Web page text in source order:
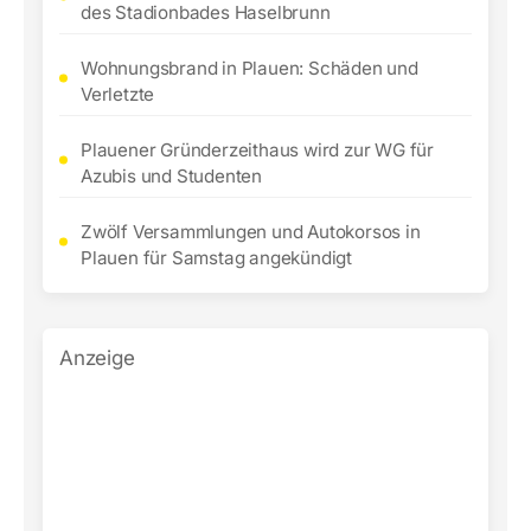
des Stadionbades Haselbrunn
Wohnungsbrand in Plauen: Schäden und
Verletzte
Plauener Gründerzeithaus wird zur WG für
Azubis und Studenten
Zwölf Versammlungen und Autokorsos in
Plauen für Samstag angekündigt
Anzeige